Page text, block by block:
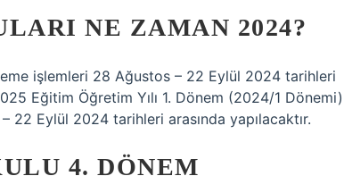
NE ZAMAN 2024?
işlemleri 28 Ağustos – 22 Eylül 2024 tarihleri
Eğitim Öğretim Yılı 1. Dönem (2024/1 Dönemi)
22 Eylül 2024 tarihleri ​​arasında yapılacaktır.
4. DÖNEM